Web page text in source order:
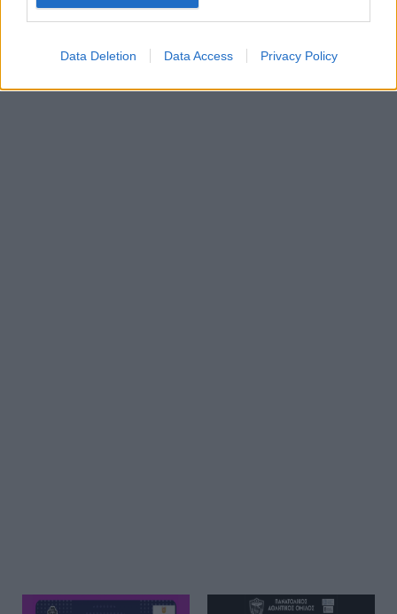
Data Deletion Data Access Privacy Policy